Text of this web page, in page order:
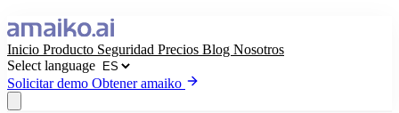
Inicio Producto Seguridad Precios Blog Nosotros
Select language
Solicitar demo Obtener amaiko